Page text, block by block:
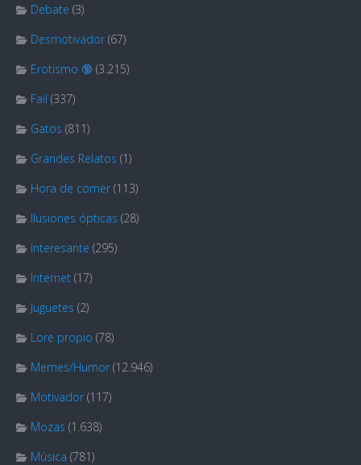
Debate (3)
Desmotivador (67)
Erotismo 🔞 (3.215)
Fail (337)
Gatos (811)
Grandes Relatos (1)
Hora de comer (113)
Ilusiones ópticas (28)
Interesante (295)
Internet (17)
Juguetes (2)
Lore propio (78)
Memes/Humor (12.946)
Motivador (117)
Mozas (1.638)
Música (781)